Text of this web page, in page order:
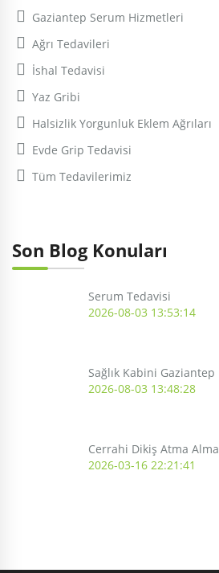
Gaziantep Serum Hizmetleri
Ağrı Tedavileri
İshal Tedavisi
Yaz Gribi
Halsizlik Yorgunluk Eklem Ağrıları
Evde Grip Tedavisi
Tüm Tedavilerimiz
Son Blog Konuları
Serum Tedavisi
2026-08-03 13:53:14
Sağlık Kabini Gaziantep
2026-08-03 13:48:28
Cerrahi Dikiş Atma Alma
2026-03-16 22:21:41